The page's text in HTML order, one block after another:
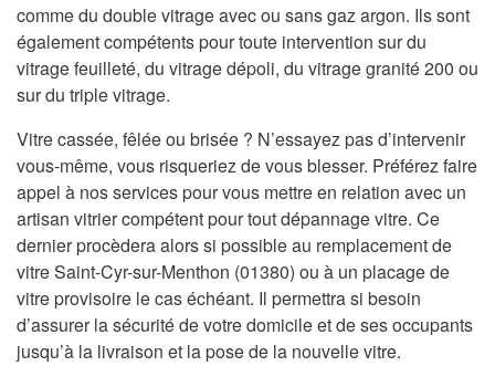
comme du double vitrage avec ou sans gaz argon. Ils sont
également compétents pour toute intervention sur du
vitrage feuilleté, du vitrage dépoli, du vitrage granité 200 ou
sur du triple vitrage.
Vitre cassée, fêlée ou brisée ? N’essayez pas d’intervenir
vous-même, vous risqueriez de vous blesser. Préférez faire
appel à nos services pour vous mettre en relation avec un
artisan vitrier compétent pour tout dépannage vitre. Ce
dernier procèdera alors si possible au remplacement de
vitre Saint-Cyr-sur-Menthon (01380) ou à un placage de
vitre provisoire le cas échéant. Il permettra si besoin
d’assurer la sécurité de votre domicile et de ses occupants
jusqu’à la livraison et la pose de la nouvelle vitre.